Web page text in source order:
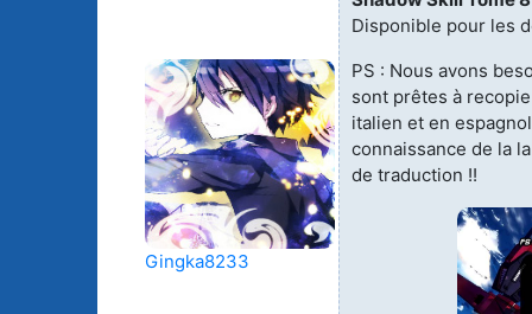
Animes licenciés
Animes abandonnés
(13)
Tous les animes (604)
(Privés) (132)
Mangas terminés
(Publics) (88)
Mangas en pause
Mangas licenciés
Mangas
Gingka8233
Disponible pour les
PS : Nous avons
sont prêtes à
italien et en
connaissance de la
de traduction !!